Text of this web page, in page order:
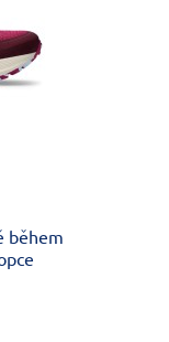
během